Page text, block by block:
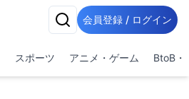
会員登録 / ログイン
スポーツ アニメ・ゲーム BtoB・